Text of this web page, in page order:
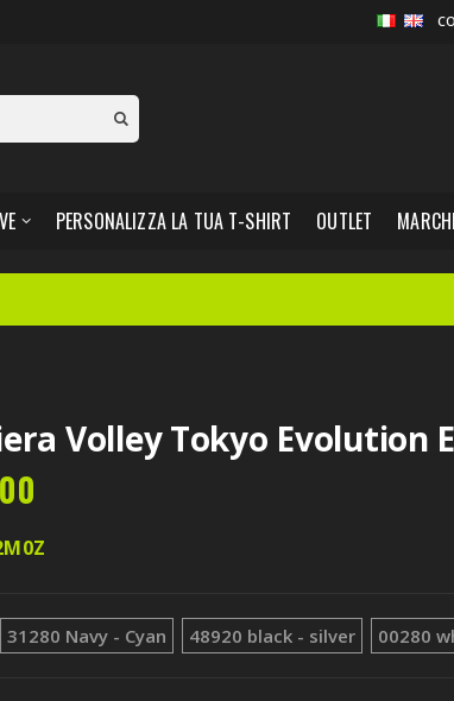
PERSONALIZZA LA TUA T-SHIRT OUTLET MARCHI
Volley Tokyo Evolution
31280 Navy - Cyan 48920 black - silver 00280